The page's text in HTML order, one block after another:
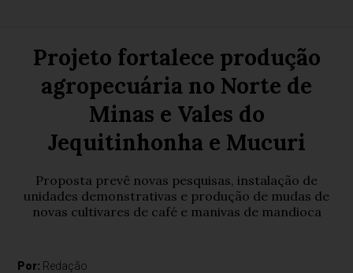
Projeto fortalece produção
agropecuária no Norte de
Minas e Vales do
Jequitinhonha e Mucuri
Proposta prevê novas pesquisas, instalação de
unidades demonstrativas e produção de mudas de
novas cultivares de café e manivas de mandioca
Por: Redação